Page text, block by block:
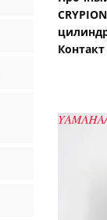
Контакт